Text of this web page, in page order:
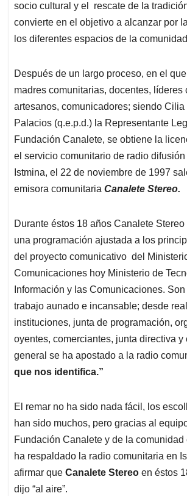
socio cultural y el rescate de la
convierte en el objetivo a alcanzar por
los diferentes espacios de la
Después de un largo proceso, en el
madres comunitarias, docentes, líderes
artesanos, comunicadores; siendo
Palacios (q.e.p.d.) la Representante
Fundación Canalete, se obtiene la
el servicio comunitario de radio difusión
Istmina, el 22 de noviembre de 1997
emisora comunitaria Canalete Stereo.
Durante éstos 18 años Canalete
una programación ajustada a los
del proyecto comunicativo del
Comunicaciones hoy Ministerio de
Información y las Comunicaciones.
trabajo aunado e incansable; desde
instituciones, junta de programación,
oyentes, comerciantes, junta directiva y
general se ha apostado a la radio
que nos identifica.”
El remar no ha sido nada fácil, los
han sido muchos, pero gracias al
Fundación Canalete y de la
ha respaldado la radio comunitaria en
afirmar que Canalete Stereo en éstos
dijo “al aire”.